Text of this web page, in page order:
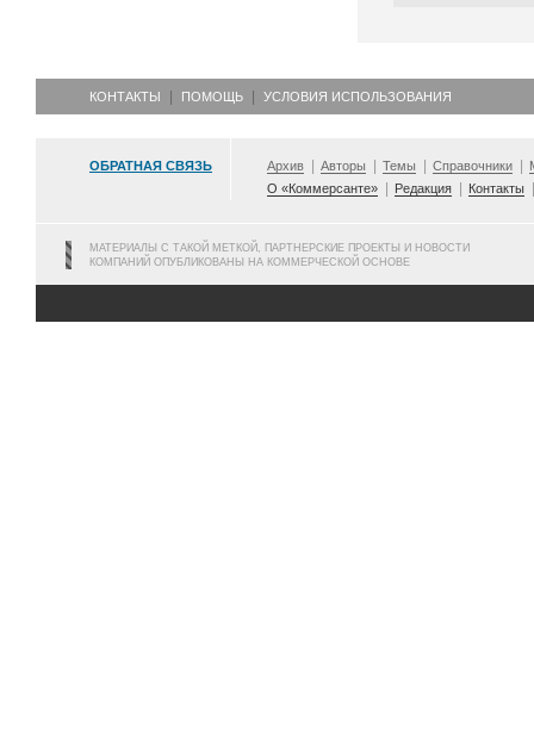
КОНТАКТЫ ПОМОЩЬ УСЛОВИЯ ИСПОЛЬЗОВАНИЯ
ОБРАТНАЯ СВЯЗЬ Архив Авторы Темы Справочники
О «Коммерсанте»
Редакция Контакты
МАТЕРИАЛЫ С ТАКОЙ МЕТКОЙ, ПАРТНЕРСКИЕ ПРОЕКТЫ И НОВОСТИ
КОМПАНИЙ ОПУБЛИКОВАНЫ НА КОММЕРЧЕСКОЙ ОСНОВЕ